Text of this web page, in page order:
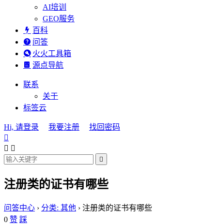
AI培训
GEO服务
百科
问答
火火工具箱
源点导航
联系
关于
标签云
Hi, 请登录 我要注册
找回密码

 

注册类的证书有哪些
问答中心 › 分类: 其他 › 注册类的证书有哪些
0 赞 踩